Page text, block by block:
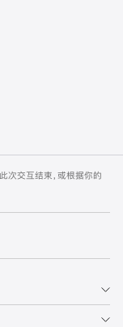
次交互结束，或根据你的